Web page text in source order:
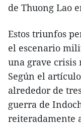
de Thuong Lao
​Estos triunfos
el escenario
una grave
Según el
alrededor de
guerra de
reiteradamente